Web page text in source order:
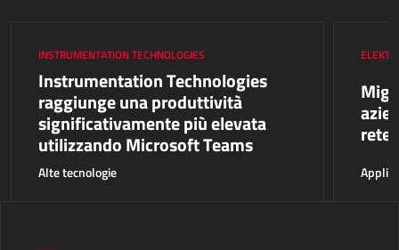
INSTRUMENTATION TECHNOLOGIES
Instrumentation Technologies
raggiunge una produttività
significativamente più elevata
utilizzando Microsoft Teams
Alte tecnologie
rete